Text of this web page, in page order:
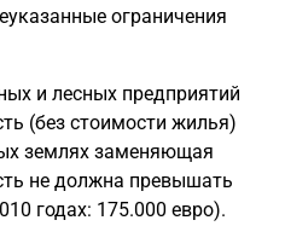
ограничения
и лесных предприятий
(без стоимости жилья)
землях заменяющая
не должна превышать
годах: 175.000 евро).